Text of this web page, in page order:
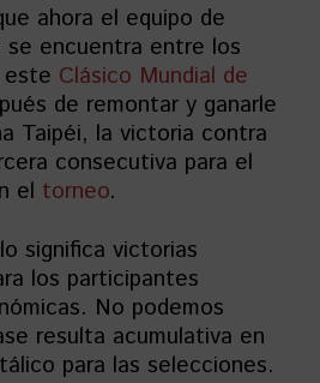
ahora el equipo de
se encuentra entre los
este Clásico Mundial de
de remontar y ganarle
Taipéi, la victoria contra
consecutiva para el
el torneo.
significa victorias
los participantes
No podemos
resulta acumulativa en
para las selecciones.